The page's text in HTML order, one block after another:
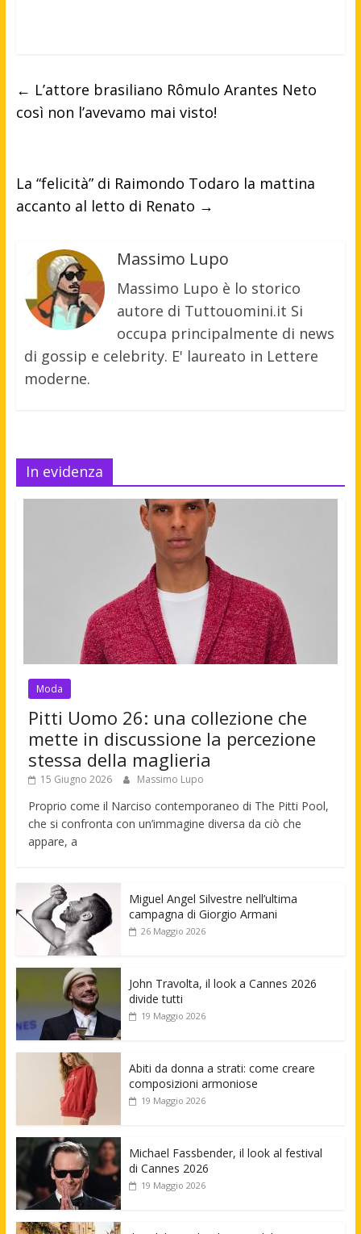
← L’attore brasiliano Rômulo Arantes Neto
così non l’avevamo mai visto!
La “felicità” di Raimondo Todaro la mattina
accanto al letto di Renato →
Massimo Lupo
Massimo Lupo è lo storico
autore di Tuttouomini.it Si
occupa principalmente di news
di gossip e celebrity. E' laureato in Lettere
moderne.
In evidenza
Moda
Pitti Uomo 26: una collezione che
mette in discussione la percezione
stessa della maglieria
15 Giugno 2026 Massimo Lupo
Proprio come il Narciso contemporaneo di The Pitti Pool,
che si confronta con un’immagine diversa da ciò che
appare, a
Miguel Angel Silvestre nell’ultima
campagna di Giorgio Armani
26 Maggio 2026
John Travolta, il look a Cannes 2026
divide tutti
19 Maggio 2026
Abiti da donna a strati: come creare
composizioni armoniose
19 Maggio 2026
Michael Fassbender, il look al festival
di Cannes 2026
19 Maggio 2026